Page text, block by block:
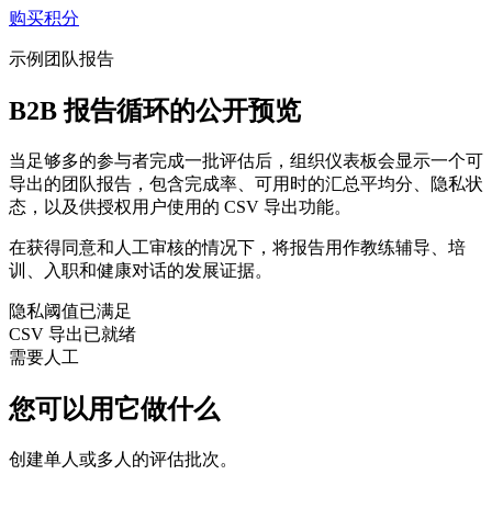
购买积分
示例团队报告
B2B 报告循环的公开预览
当足够多的参与者完成一批评估后，组织仪表板会显示一个可
导出的团队报告，包含完成率、可用时的汇总平均分、隐私状
态，以及供授权用户使用的 CSV 导出功能。
在获得同意和人工审核的情况下，将报告用作教练辅导、培
训、入职和健康对话的发展证据。
隐私阈值已满足
CSV 导出已就绪
需要人工
您可以用它做什么
创建单人或多人的评估批次。